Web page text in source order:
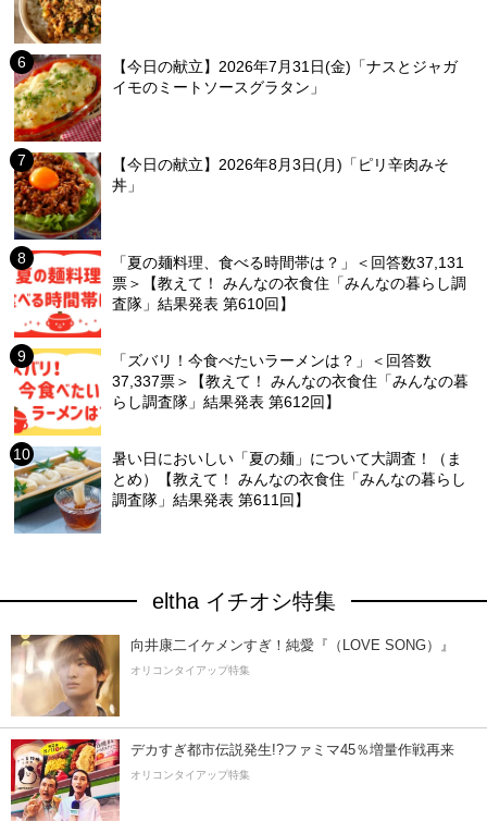
【今日の献立】2026年7月31日(金)「ナスとジャガ
イモのミートソースグラタン」
【今日の献立】2026年8月3日(月)「ピリ辛肉みそ
丼」
「夏の麺料理、食べる時間帯は？」＜回答数37,131
票＞【教えて！ みんなの衣食住「みんなの暮らし調
査隊」結果発表 第610回】
「ズバリ！今食べたいラーメンは？」＜回答数
37,337票＞【教えて！ みんなの衣食住「みんなの暮
らし調査隊」結果発表 第612回】
暑い日においしい「夏の麺」について大調査！（ま
とめ）【教えて！ みんなの衣食住「みんなの暮らし
調査隊」結果発表 第611回】
eltha イチオシ特集
向井康二イケメンすぎ！純愛『（LOVE SONG）』
オリコンタイアップ特集
デカすぎ都市伝説発生!?ファミマ45％増量作戦再来
オリコンタイアップ特集